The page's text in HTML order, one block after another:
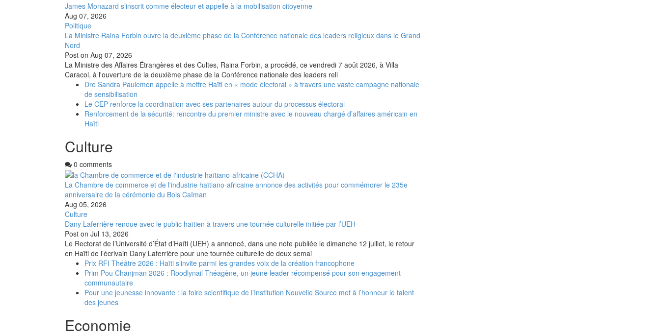
James Monazard s’inscrit comme électeur et appelle à la mobilisation citoyenne
Aug 07, 2026
Politique
La Ministre Raina Forbin ouvre la deuxième phase de la Conférence nationale des leaders religieux dans le Grand
Nord
Post on Aug 07, 2026
La Ministre des Affaires Étrangères et des Cultes, Raina Forbin, a procédé, ce vendredi 7 août 2026, à Villa
Caracol, à l'ouverture de la deuxième phase de la Conférence nationale des leaders reli
Dre Sandra Paulemon appelle à mettre Haïti en « mode électoral » à travers une vaste campagne nationale
de sensibilisation
Le CEP renforce la coordination avec ses partenaires autour du processus électoral
Renforcement de la sécurité: rencontre du premier ministre avec le nouveau chargé d’affaires américain en
Haïti
Culture
0 comments
La Chambre de commerce et de l'industrie haïtiano-africaine annonce des activités pour commémorer le 235e
anniversaire de la cérémonie du Bois Caïman
Aug 05, 2026
Culture
Dany Laferrière renoue avec le public haïtien à travers une tournée culturelle initiée par l’UEH
Post on Jul 13, 2026
Le Rectorat de l’Université d’État d’Haïti (UEH) a annoncé, dans une note publiée le dimanche 12 juillet, le retour
en Haïti de l’écrivain Dany Laferrière pour une tournée culturelle de deux semai
Prix RFI Théâtre 2026 : Haïti s’invite parmi les grandes voix de la création francophone
Prim Pou Chanjman 2026 : Roodlynail Théagène, un jeune leader récompensé pour son engagement
communautaire
Pour une jeunesse innovante : la foire scientifique de l’Institution Nouvelle Source met à l’honneur le talent
des jeunes
Economie